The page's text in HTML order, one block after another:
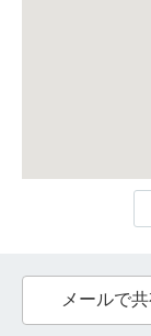
メールで